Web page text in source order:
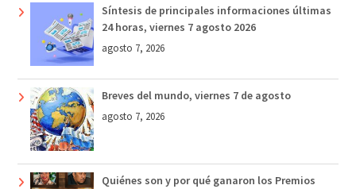
Síntesis de principales informaciones últimas
24 horas, viernes 7 agosto 2026
agosto 7, 2026
Breves del mundo, viernes 7 de agosto
agosto 7, 2026
Quiénes son y por qué ganaron los Premios